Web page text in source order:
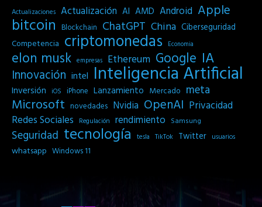
Actualizaciones Actualización AI AMD Android Apple
bitcoin Blockchain ChatGPT China Ciberseguridad
Competencia criptomonedas Economia
elon musk empresas Ethereum Google IA
Innovación intel Inteligencia Artificial
Inversión iOS iPhone Lanzamiento Mercado meta
Microsoft novedades Nvidia OpenAI Privacidad
Redes Sociales
Regulación rendimiento Samsung
Seguridad tecnología tesla TikTok Twitter usuarios
whatsapp Windows 11